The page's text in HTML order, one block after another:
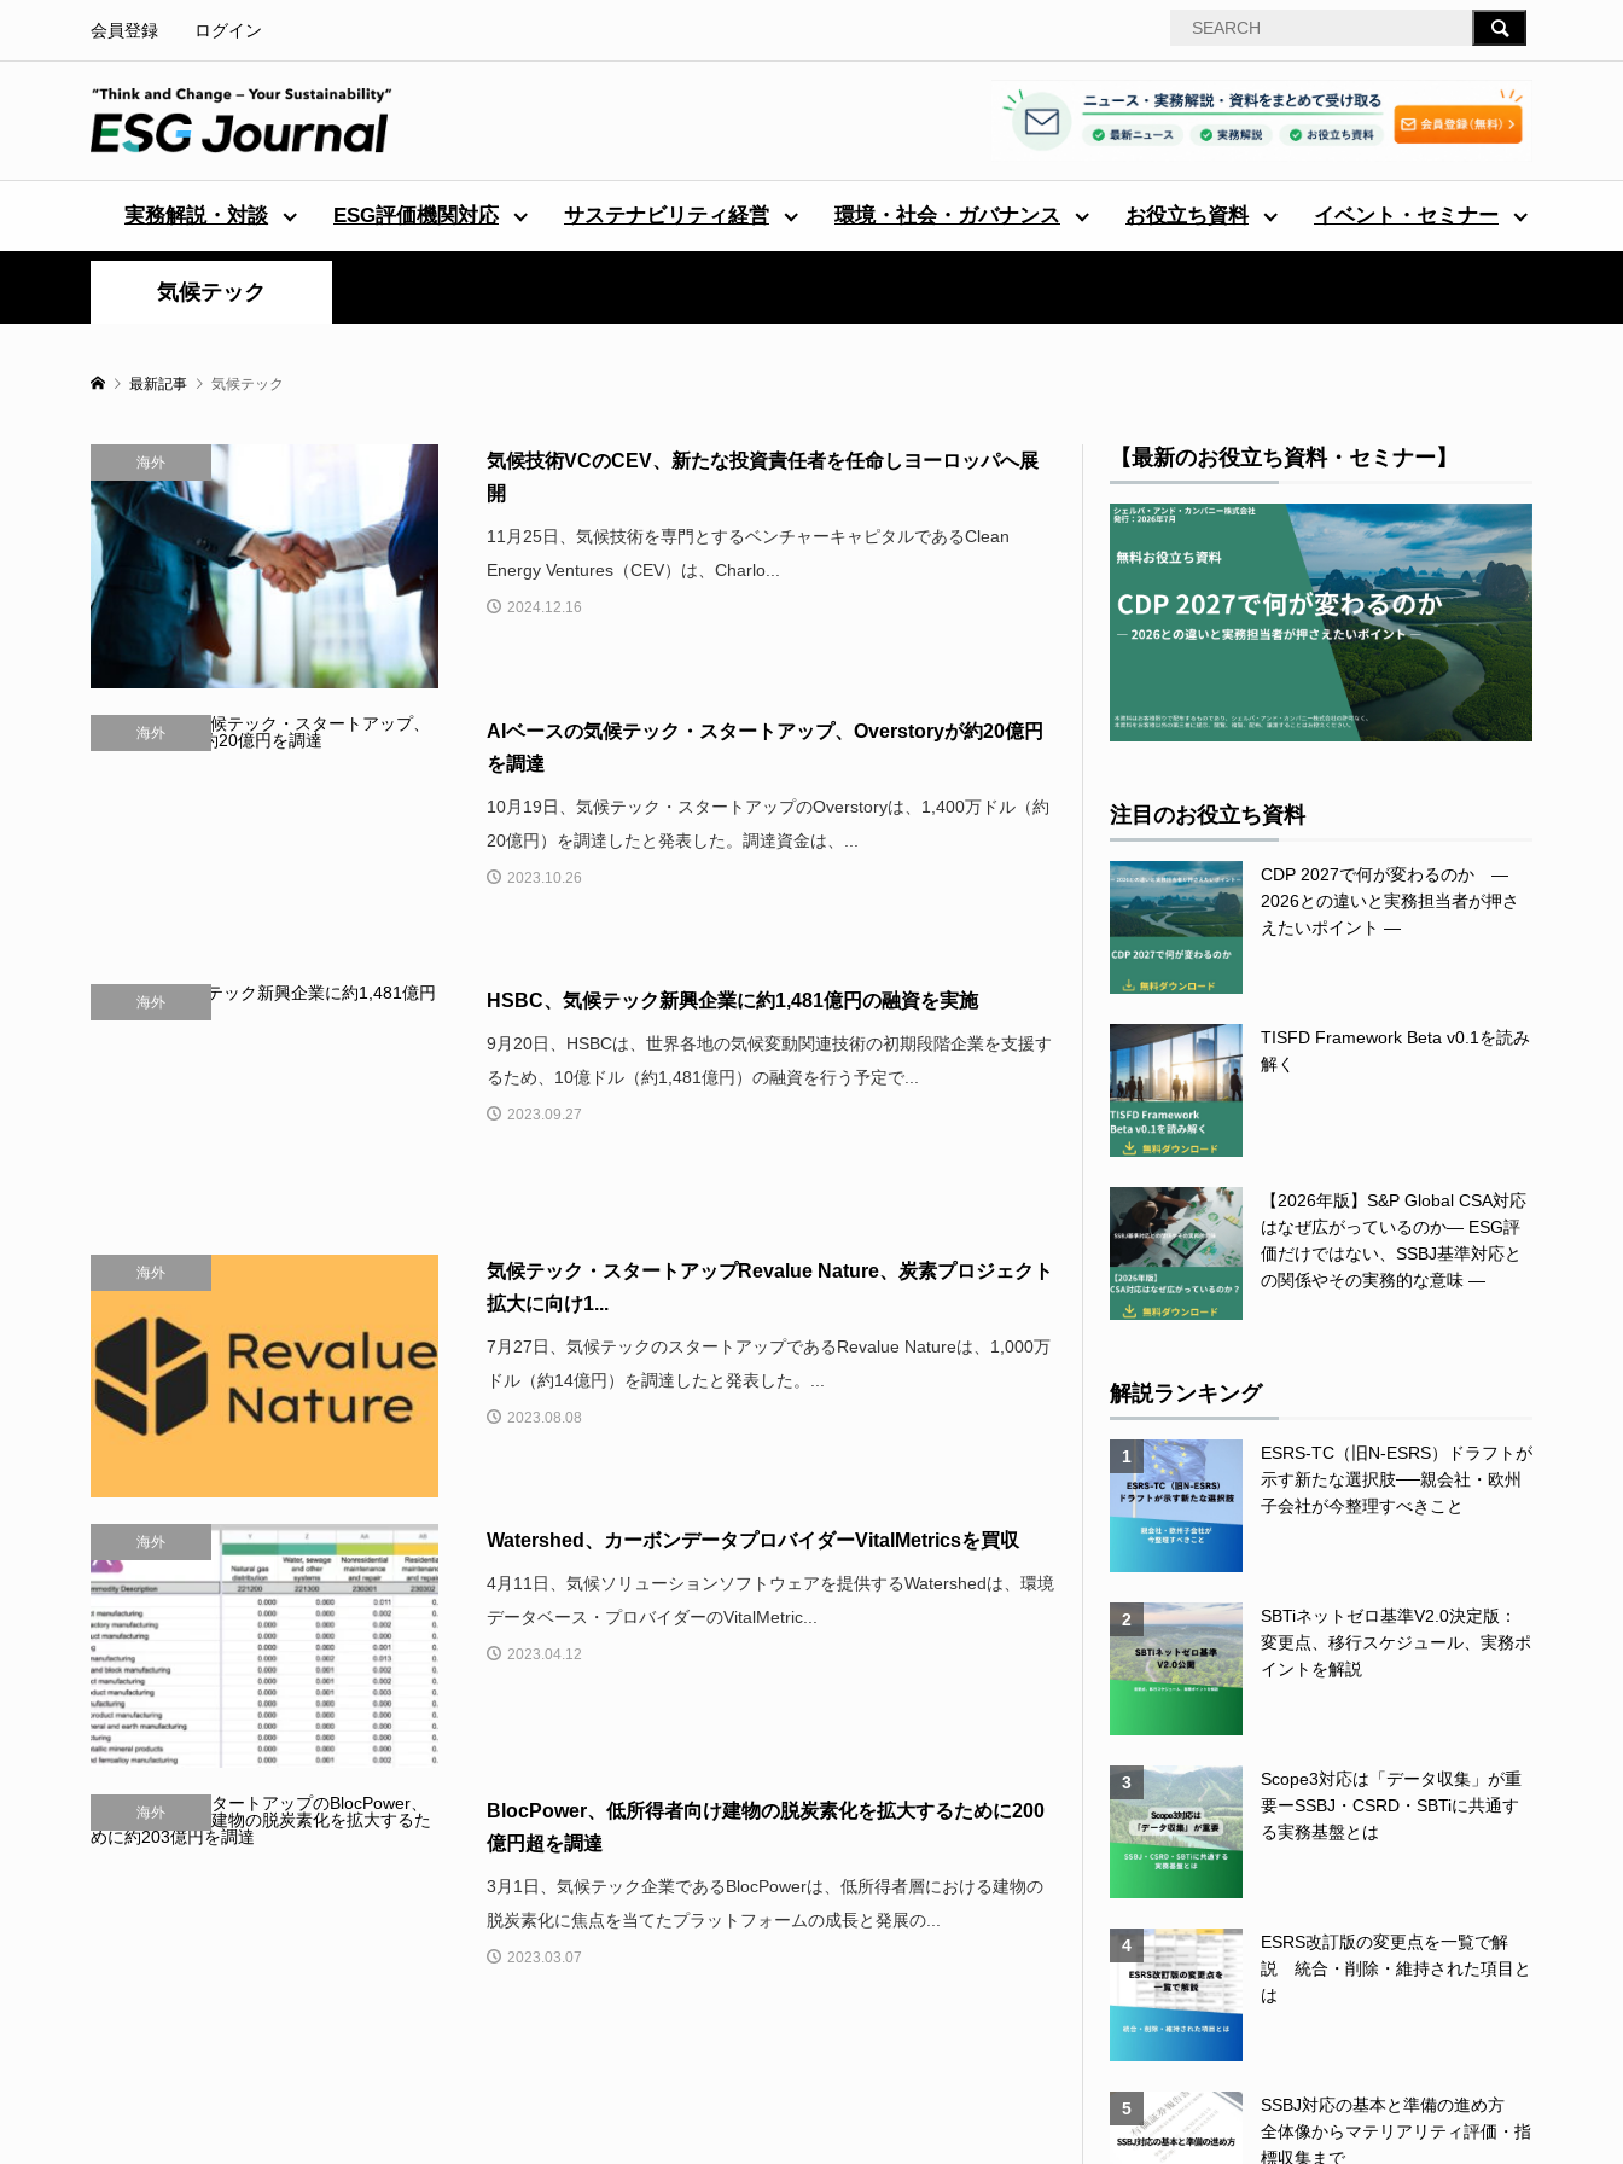
会員登録 ログイン
実務解説・対談 ESG評価機関対応 サステナビリティ経営 環境・社会・ガバナンス お役立ち資料 イベント・セミナー
気候テック
最新記事 気候テック
海外
気候技術VCのCEV、新たな投資責任者を任命しヨーロッパへ展
開
11月25日、気候技術を専門とするベンチャーキャピタルであるClean
Energy Ventures（CEV）は、Charlo...
2024.12.16
海外
AIベースの気候テック・スタートアップ、Overstoryが約20億円
を調達
10月19日、気候テック・スタートアップのOverstoryは、1,400万ドル（約
20億円）を調達したと発表した。調達資金は、...
2023.10.26
海外 HSBC、気候テック新興企業に約1,481億円の融資を実施
9月20日、HSBCは、世界各地の気候変動関連技術の初期段階企業を支援す
るため、10億ドル（約1,481億円）の融資を行う予定で...
2023.09.27
海外
気候テック・スタートアップRevalue Nature、炭素プロジェクト
拡大に向け1...
7月27日、気候テックのスタートアップであるRevalue Natureは、1,000万
ドル（約14億円）を調達したと発表した。...
2023.08.08
海外 Watershed、カーボンデータプロバイダーVitalMetricsを買収
4月11日、気候ソリューションソフトウェアを提供するWatershedは、環境
データベース・プロバイダーのVitalMetric...
2023.04.12
海外
BlocPower、低所得者向け建物の脱炭素化を拡大するために200
億円超を調達
3月1日、気候テック企業であるBlocPowerは、低所得者層における建物の
脱炭素化に焦点を当てたプラットフォームの成長と発展の...
2023.03.07
【最新のお役立ち資料・セミナー】
注目のお役立ち資料
CDP 2027で何が変わるのか ―
2026との違いと実務担当者が押さ
えたいポイント ―
TISFD Framework Beta v0.1を読み
解く
【2026年版】S&P Global CSA対応
はなぜ広がっているのか― ESG評
価だけではない、SSBJ基準対応と
の関係やその実務的な意味 ―
解説ランキング
1
ESRS-TC（旧N-ESRS）ドラフトが
示す新たな選択肢──親会社・欧州
子会社が今整理すべきこと
2
SBTiネットゼロ基準V2.0決定版：
変更点、移行スケジュール、実務ポ
イントを解説
3
Scope3対応は「データ収集」が重
要ーSSBJ・CSRD・SBTiに共通す
る実務基盤とは
4
ESRS改訂版の変更点を一覧で解
説 統合・削除・維持された項目と
は
5
SSBJ対応の基本と準備の進め方
全体像からマテリアリティ評価・指
標収集まで